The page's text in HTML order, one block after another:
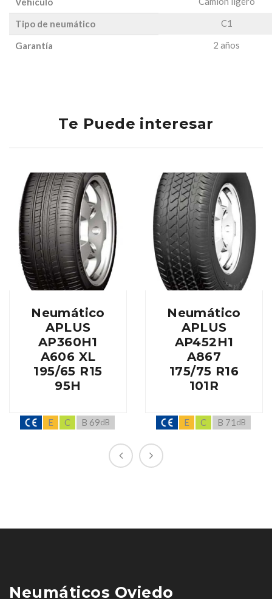
Tipo de neumático C1
Garantía 2 años
Te Puede interesar
Neumático
APLUS
AP360H1
A606 XL
195/65 R15
95H
E C B 69dB
Neumático
APLUS
AP452H1
A867
175/75 R16
101R
E C B 71 dB
Neumáticos Oviedo